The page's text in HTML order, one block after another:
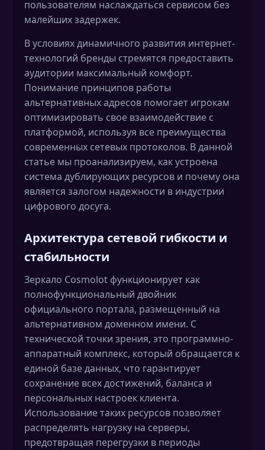
пользователям наслаждаться сервисом без
малейших задержек.
В условиях динамичного развития интернет-
технологий бренды стремятся предоставить
аудитории максимальный комфорт.
Понимание принципов работы
альтернативных адресов помогает игрокам
оптимизировать свое взаимодействие с
платформой, используя все преимущества
современных сетевых протоколов. В данной
статье мы проанализируем, как устроена
система дублирующих ресурсов и почему она
является залогом надежности в индустрии
цифрового досуга.
Архитектура сетевой гибкости и
стабильности
Зеркало Cosmolot функционирует как
полнофункциональный двойник
официального портала, размещенный на
альтернативном доменном имени. С
технической точки зрения, это программно-
аппаратный комплекс, который обращается к
единой базе данных, что гарантирует
сохранение всех достижений, баланса и
персональных настроек клиента.
Использование таких ресурсов позволяет
распределять нагрузку на серверы,
предотвращая перегрузки в периоды